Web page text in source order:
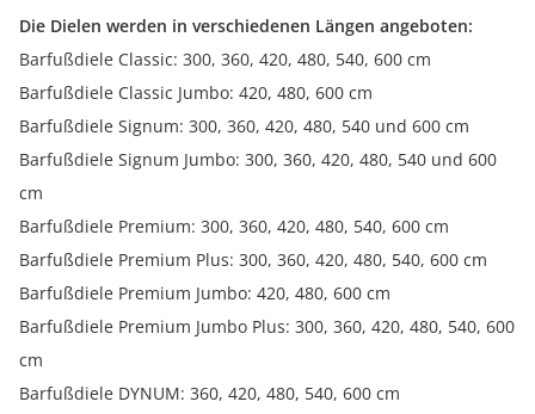
Die Dielen werden in verschiedenen Längen angeboten:
Barfußdiele Classic: 300, 360, 420, 480, 540, 600 cm
Barfußdiele Classic Jumbo: 420, 480, 600 cm
Barfußdiele Signum: 300, 360, 420, 480, 540 und 600 cm
Barfußdiele Signum Jumbo: 300, 360, 420, 480, 540 und 600
cm
Barfußdiele Premium: 300, 360, 420, 480, 540, 600 cm
Barfußdiele Premium Plus: 300, 360, 420, 480, 540, 600 cm
Barfußdiele Premium Jumbo: 420, 480, 600 cm
Barfußdiele Premium Jumbo Plus: 300, 360, 420, 480, 540, 600
cm
Barfußdiele DYNUM: 360, 420, 480, 540, 600 cm